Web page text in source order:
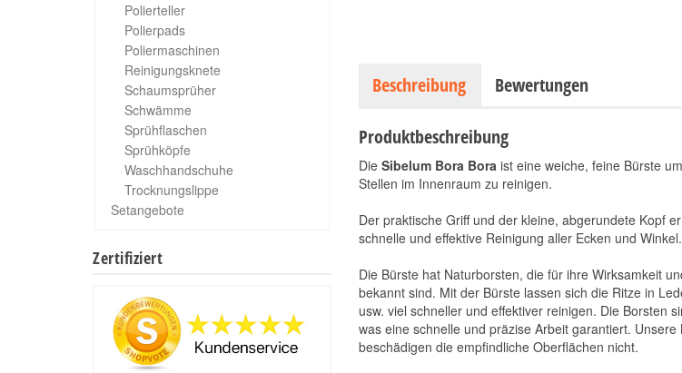
Beschreibung Bewertungen
Produktbeschreibung
Die Sibelum Bora Boraist eine weiche, feine Bürste
Stellen im Innenraum zu reinigen.
Der praktische Griff und der kleine, abgerundete Kopf
schnelle und effektive Reinigung aller Ecken und Winkel.
Die Bürste hat Naturborsten, die für ihre Wirksamkeit
bekannt sind. Mit der Bürste lassen sich die Ritze in
usw. viel schneller und effektiver reinigen. Die Borsten
was eine schnelle und präzise Arbeit garantiert. Unsere
beschädigen die empfindliche Oberflächen nicht.
Vikan Felgenbürste
groß
11,90 € *
11,90 € pro 1 Stück
Polierteller
Polierpads
Poliermaschinen
Reinigungsknete
Schaumsprüher
Schwämme
Sprühflaschen
Sprühköpfe
Waschhandschuhe
Trocknungslippe
Setangebote
Zertifiziert